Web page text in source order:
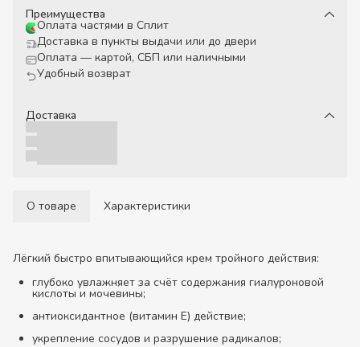
Преимущества
Оплата частями в Сплит
Доставка в пункты выдачи или до двери
Оплата — картой, СБП или наличными
Удобный возврат
Доставка
О товаре Характеристики
Лёгкий быстро впитывающийся крем тройного действия:
глубоко увлажняет за счёт содержания гиалуроновой
кислоты и мочевины;
антиоксидантное (витамин Е) действие;
укрепление сосудов и разрушение радикалов;